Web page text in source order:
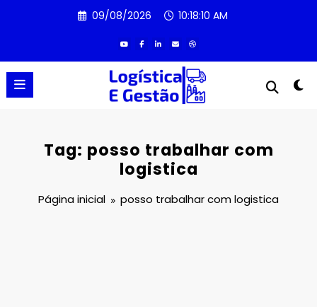
09/08/2026 10:18:11 AM
Tag: posso trabalhar com
logistica
Página inicial posso trabalhar com logistica